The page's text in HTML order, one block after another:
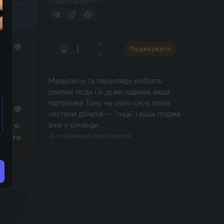
Подякувати
Мальописи та переклади роблять
реальні люди і їх дуже надихає ваша
підтримка! Тому на сайті існує легка
система донатів — *тиць* і ваша подяка
вже у команди.
Детальніше про подяки